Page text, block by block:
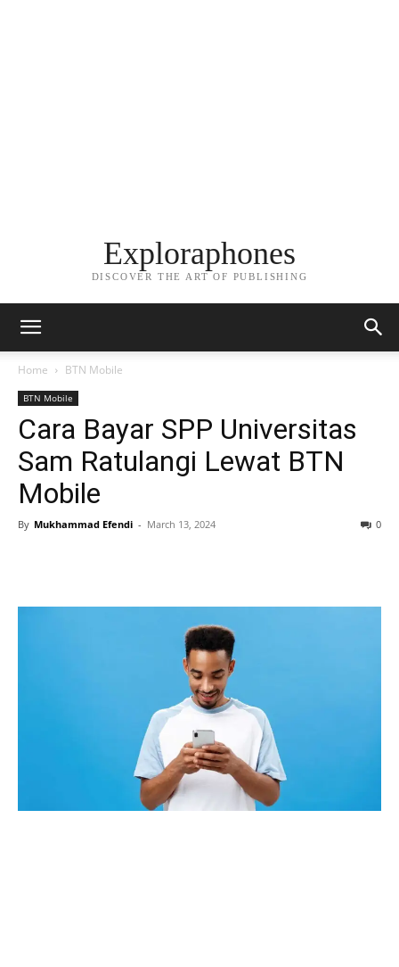
Exploraphones
DISCOVER THE ART OF PUBLISHING
Home BTN Mobile
BTN Mobile
Cara Bayar SPP Universitas
Sam Ratulangi Lewat BTN
Mobile
By Mukhammad Efendi - March 13, 2024 0